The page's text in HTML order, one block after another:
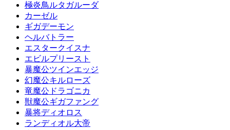
極炎鳥ルタガルーダ
カーゼル
ギガデーモン
ヘルバトラー
エスタークイスナ
エビルプリースト
暴魔公ツインエッジ
幻魔公キルローズ
竜魔公ドラゴニカ
獣魔公ギガファング
暴将ディオロス
ランディオル大帝